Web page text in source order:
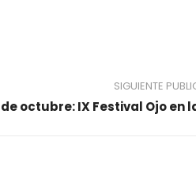
SIGUIENTE
de octubre: IX Festival Ojo en